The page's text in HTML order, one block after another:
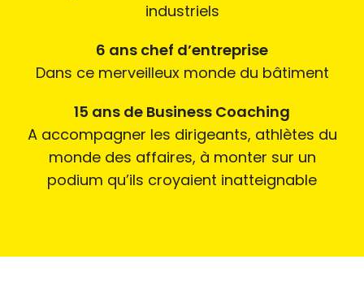
industriels
6 ans chef d’entreprise
Dans ce merveilleux monde du bâtiment
15 ans de Business Coaching
A accompagner les dirigeants, athlètes du
monde des affaires, à monter sur un
podium qu’ils croyaient inatteignable